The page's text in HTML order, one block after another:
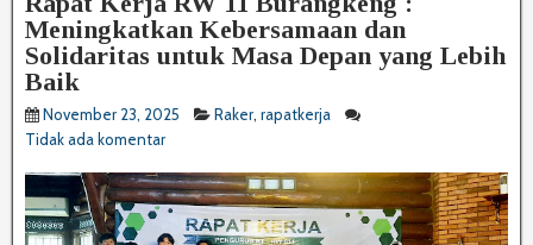
Meningkatkan Kebersamaan dan
Solidaritas untuk Masa Depan yang Lebih
Baik
November 23, 2025 Raker, rapatkerja
Tidak ada komentar